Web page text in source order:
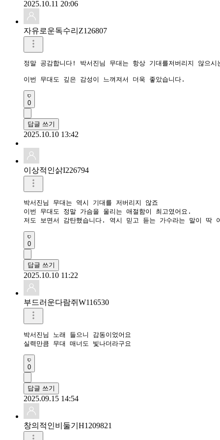
2025.10.11 20:06
자유로운독수리Z126807
정말 공감합니다! 박서진님 무대는 항상 기대를저버리지 않으
0
답글 쓰기
2025.10.10 13:42
이상적인삵I226794
박서진님 무대는 역시 기대를 저버리지 않죠
이번 무대도 정말 가슴을 울리는 애절함이 최고였어요.
저도 보면서 감탄했습니다. 역시 믿고 듣는 가수라는 말이 딱
0
답글 쓰기
2025.10.10 11:22
부드러운다람쥐W116530
박서진님 노래 들으니 감동이었어요
실력만큼 무대 매너도 빛나더라구요
0
답글 쓰기
2025.09.15 14:54
창의적인비둘기H1209821